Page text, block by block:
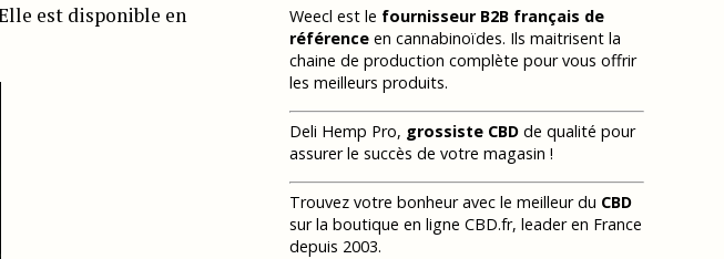
est disponible en
Weecl est le fournisseur B2B français de
référence en cannabinoïdes. Ils maitrisent la
chaine de production complète pour vous offrir
les meilleurs produits.
Deli Hemp Pro, grossiste CBD de qualité pour
assurer le succès de votre magasin !
Trouvez votre bonheur avec le meilleur du CBD
sur la boutique en ligne CBD.fr, leader en France
depuis 2003.